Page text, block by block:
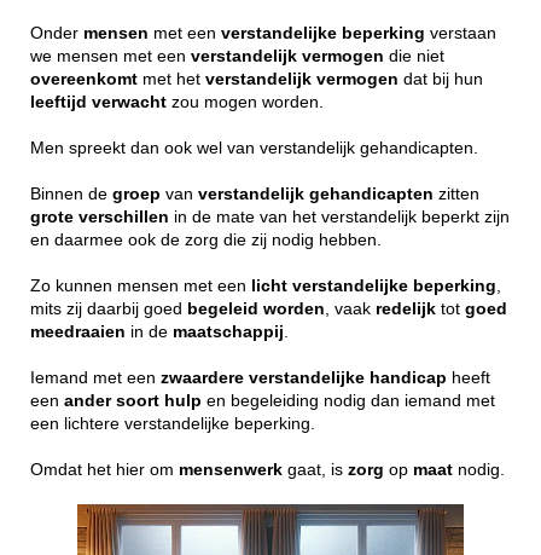
Onder mensen met een verstandelijke beperking verstaan
we mensen met een verstandelijk vermogen die niet
overeenkomt met het verstandelijk vermogen dat bij hun
leeftijd verwacht zou mogen worden.
Men spreekt dan ook wel van verstandelijk gehandicapten.
Binnen de groep van verstandelijk gehandicapten zitten
grote verschillen in de mate van het verstandelijk beperkt zijn
en daarmee ook de zorg die zij nodig hebben.
Zo kunnen mensen met een licht verstandelijke beperking,
mits zij daarbij goed begeleid worden, vaak redelijk tot goed
meedraaien in de maatschappij.
Iemand met een zwaardere verstandelijke handicap heeft
een ander soort hulp en begeleiding nodig dan iemand met
een lichtere verstandelijke beperking.
Omdat het hier om mensenwerk gaat, is zorg op maat nodig.